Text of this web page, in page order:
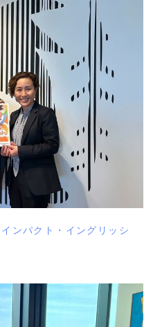
インパクト・イングリッシ